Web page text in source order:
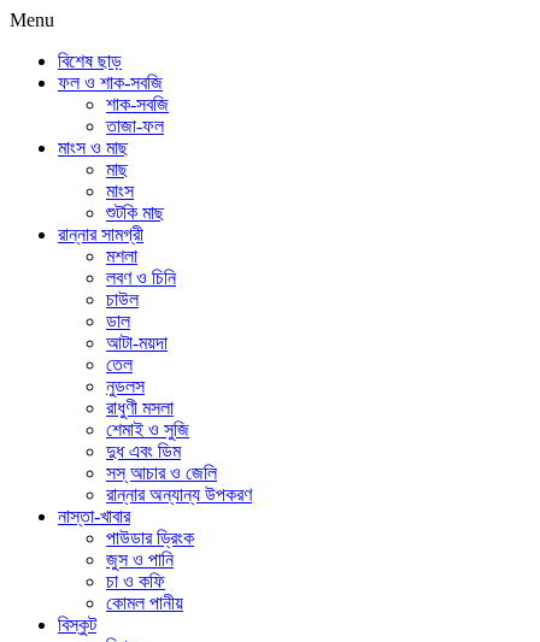
Menu
বিশেষ ছাড়
ফল ও শাক-সবজি
শাক-সবজি
তাজা-ফল
মাংস ও মাছ
মাছ
মাংস
শুটকি মাছ
রান্নার সামগ্রী
মশলা
লবণ ও চিনি
চাউল
ডাল
আটা-ময়দা
তেল
নুডলস
রাধুণী মসলা
শেমাই ও সুজি
দুধ এবং ডিম
সস্ আচার ও জেলি
রান্নার অন্যান্য উপকরণ
নাস্তা-খাবার
পাউডার ড্রিংক
জুস ও পানি
চা ও কফি
কোমল পানীয়
বিস্কুট